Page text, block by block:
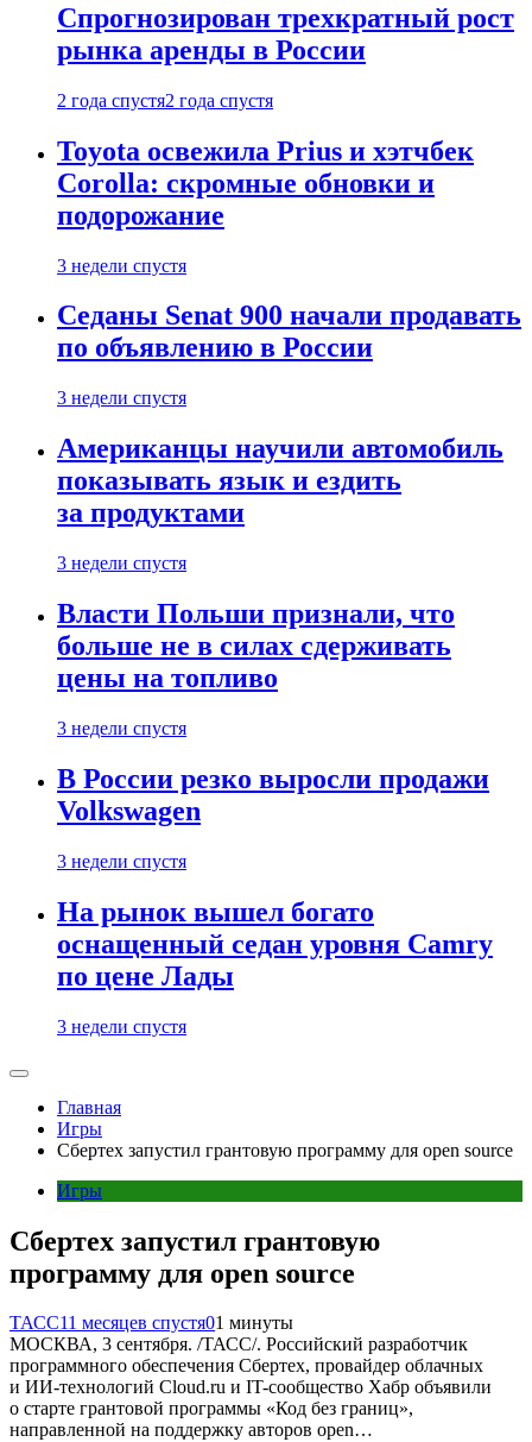
Спрогнозирован трехкратный рост
рынка аренды в России
2 года спустя2 года спустя
Toyota освежила Prius и хэтчбек
Corolla: скромные обновки и
подорожание
3 недели спустя
Седаны Senat 900 начали продавать
по объявлению в России
3 недели спустя
Американцы научили автомобиль
показывать язык и ездить
за продуктами
3 недели спустя
Власти Польши признали, что
больше не в силах сдерживать
цены на топливо
3 недели спустя
В России резко выросли продажи
Volkswagen
3 недели спустя
На рынок вышел богато
оснащенный седан уровня Camry
по цене Лады
3 недели спустя
Главная
Игры
Сбертех запустил грантовую программу для open source
Игры
Сбертех запустил грантовую
программу для open source
ТАСС11 месяцев спустя01 минуты
МОСКВА, 3 сентября. /ТАСС/. Российский разработчик
программного обеспечения Сбертех, провайдер облачных
и ИИ-технологий Cloud.ru и IT-сообщество Хабр объявили
о старте грантовой программы «Код без границ»,
направленной на поддержку авторов open…